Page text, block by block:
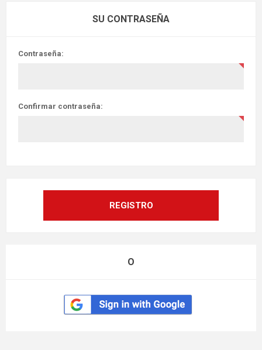
SU CONTRASEÑA
Contraseña:
Confirmar contraseña:
O